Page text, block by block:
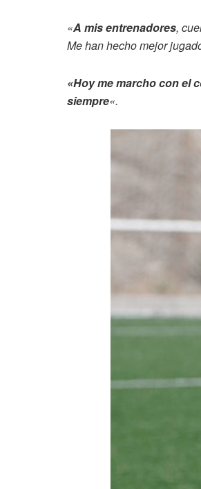
«A mis entrenadores,
Me han hecho mejor
«Hoy me marcho con el
siempre«.